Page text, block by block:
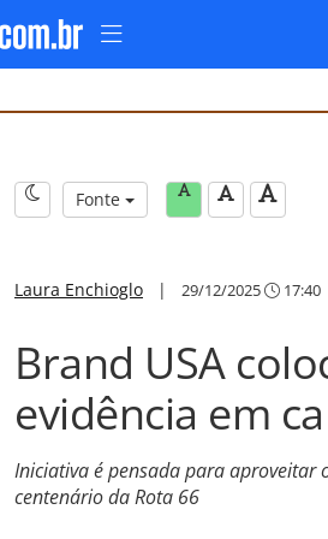
Fonte
Laura Enchioglo | 29/12/2025 17:40
Brand USA
evidência em
Iniciativa é pensada para aproveitar
centenário da Rota 66